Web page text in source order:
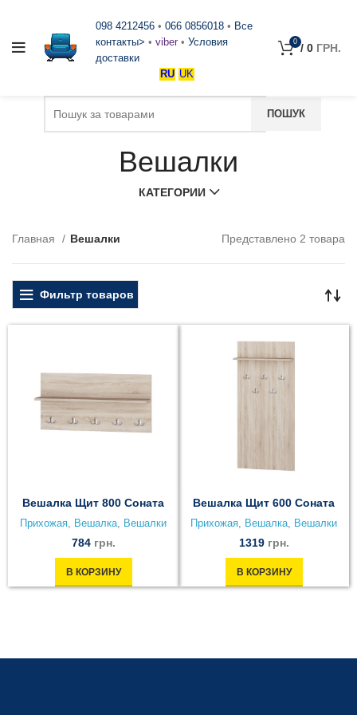
098 4212456 • 066 0856018 • Все
контакты> • viber • Условия
доставки
RU UK
0 / 0 ГРН.
Вешалки
КАТЕГОРИИ
Главная Вешалки Представлено 2 товара
Фильтр товаров
Вешалка Щит 800 Соната
Прихожая, Вешалка, Вешалки
784 грн.
В КОРЗИНУ
Вешалка Щит 600 Соната
Прихожая, Вешалка, Вешалки
1319 грн.
В КОРЗИНУ